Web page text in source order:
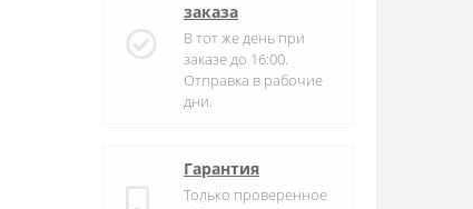
заказа
В тот же день при
заказе до 16:00.
Отправка в рабочие
дни.
Гарантия
Только проверенное